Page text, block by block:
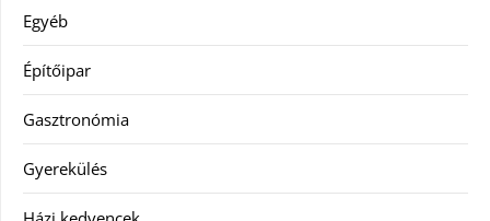
Egyéb
Építőipar
Gasztronómia
Gyerekülés